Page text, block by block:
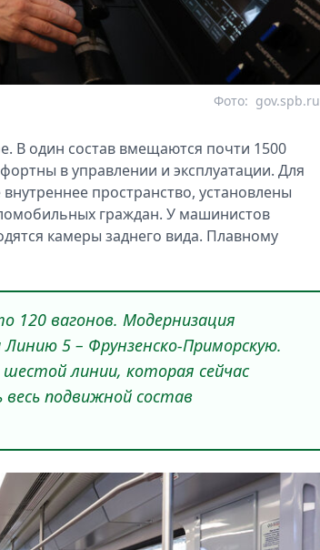
gov.spb.ru
Фото:
В один состав вмещаются почти 1500
в управлении и эксплуатации. Для
пространство, установлены
граждан. У машинистов
камеры заднего вида. Плавному
120 вагонов. Модернизация
5 – Фрунзенско-Приморскую.
линии, которая сейчас
подвижной состав